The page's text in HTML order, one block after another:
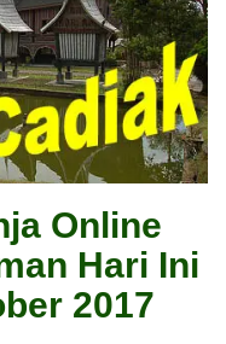
Online
Hari Ini
2017